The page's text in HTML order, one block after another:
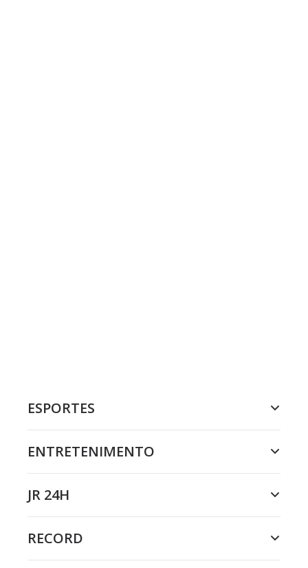
ESPORTES
ENTRETENIMENTO
JR 24H
RECORD